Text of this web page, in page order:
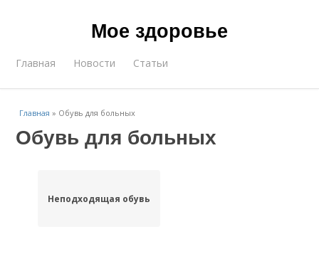
Мое здоровье
Главная Новости Статьи
Главная » Обувь для больных
Обувь для больных
Неподходящая обувь